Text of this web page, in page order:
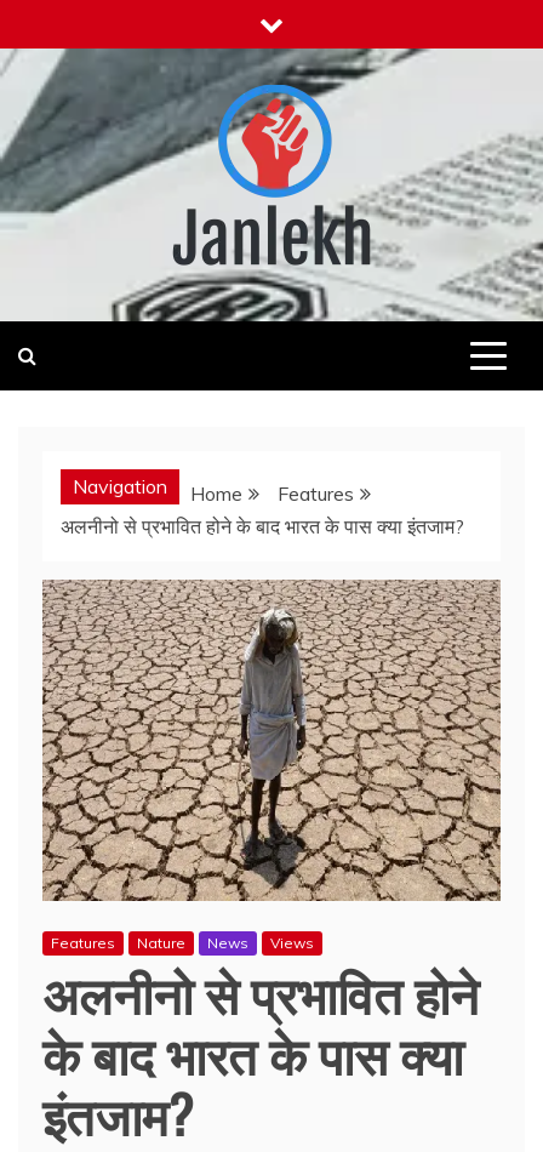
to
content
News for Public
Navigation Home
Features
अलनीनो से प्रभावित होने के बाद भारत के पास क्या इंतजाम?
Features Nature News Views
अलनीनो से प्रभावित होने
के बाद भारत के पास क्या
इंतजाम?